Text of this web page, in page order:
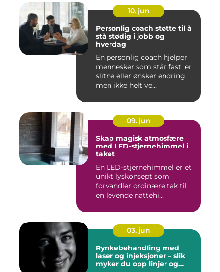
10. jun
Personlig coach støtte til å
stå stødig i jobb og
hverdag
En personlig coach hjelper
mennesker som står fast, er
slitne eller ønsker endring,
men ikke helt ve...
09. jun
Skap magisk atmosfære
med LED-stjernehimmel i
taket
En LED-stjernehimmel er et
unikt lyskonsept som
forvandler ordinære tak til
en levende nattehi...
03. jun
Rynkebehandling med
laser og injeksjoner – slik
myker du opp linjer og